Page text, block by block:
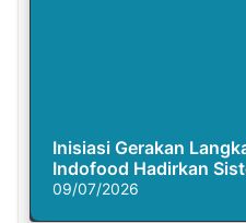
Inisiasi Gerakan
Indofood Hadirkan
Semasa Piknik
09/07/2026